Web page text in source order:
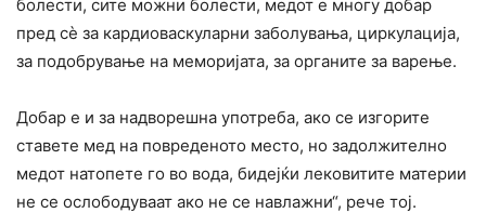
болести, сите можни болести, медот е многу добар
пред сѐ за кардиоваскуларни заболувања, циркулација,
за подобрување на меморијата, за органите за варење.
Добар е и за надворешна употреба, ако се изгорите
ставете мед на повреденото место, но задолжително
медот натопете го во вода, бидејќи лековитите материи
не се ослободуваат ако не се навлажни“, рече тој.